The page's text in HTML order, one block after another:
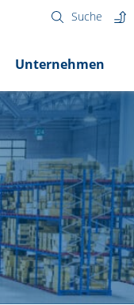
Suche
Unternehmen